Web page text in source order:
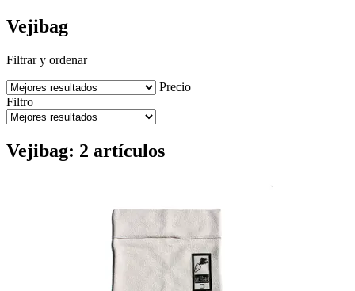
Vejibag
Filtrar y ordenar
Precio
Filtro
Vejibag: 2 artículos